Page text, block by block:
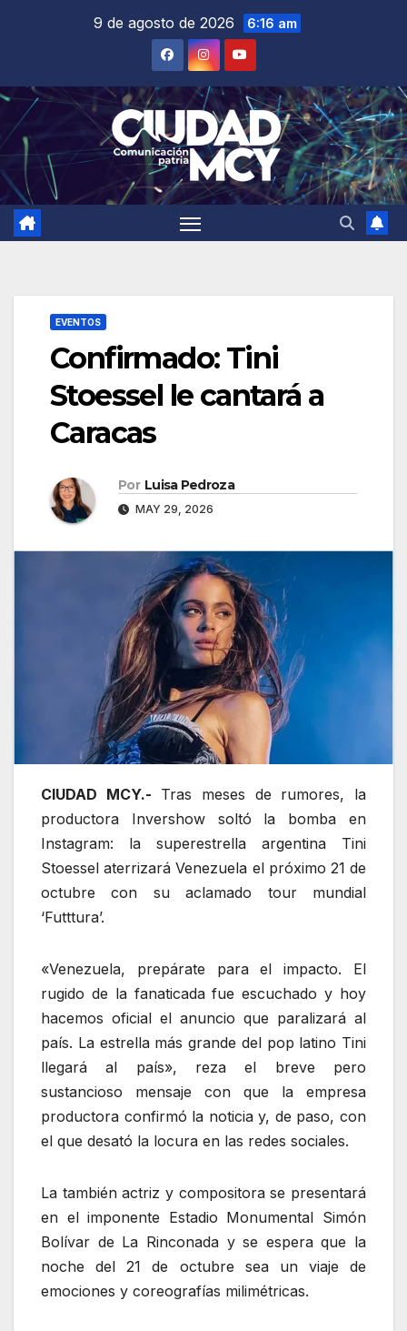
9 de agosto de 2026 6:16 am
EVENTOS
Confirmado: Tini
Stoessel le cantará a
Caracas
Por Luisa Pedroza
MAY 29, 2026
CIUDAD MCY.- Tras meses de rumores, la
productora Invershow soltó la bomba en
Instagram: la superestrella argentina Tini
Stoessel aterrizará Venezuela el próximo 21 de
octubre con su aclamado tour mundial
‘Futttura’.
«Venezuela, prepárate para el impacto. El
rugido de la fanaticada fue escuchado y hoy
hacemos oficial el anuncio que paralizará al
país. La estrella más grande del pop latino Tini
llegará al país», reza el breve pero
sustancioso mensaje con que la empresa
productora confirmó la noticia y, de paso, con
el que desató la locura en las redes sociales.
La también actriz y compositora se presentará
en el imponente Estadio Monumental Simón
Bolívar de La Rinconada y se espera que la
noche del 21 de octubre sea un viaje de
emociones y coreografías milimétricas.